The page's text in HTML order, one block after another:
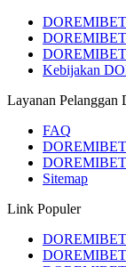
DOREMIBET
Kebijakan
Layanan
FAQ
Sitemap
Link Populer
DOREMIBET
DOREMIBET